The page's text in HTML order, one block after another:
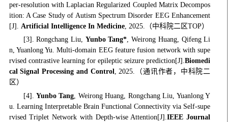
per-resolution with Laplacian Regularized Coupled Matrix Decompos
ition: A Case Study of Autism Spectrum Disorder EEG Enhancement
[J]. Artificial Intelligence In Medicine, 2025.（中科院二区TOP）
[3].Rongchang Liu, Yunbo Tang*, Weirong Huang, Qifeng Li
n, Yuanlong Yu.Multi-domain EEG feature fusion network with supe
rvised contrastive learning for epileptic seizure prediction[J].Biomedi
cal Signal Processing and Control, 2025.（通讯作者，中科院二
区）
[4].Yunbo Tang, Weirong Huang, Rongchang Liu, Yuanlong Y
u. Learning Interpretable Brain Functional Connectivity via Self-supe
rvised Triplet Network with Depth-wise Attention[J].IEEE Journal